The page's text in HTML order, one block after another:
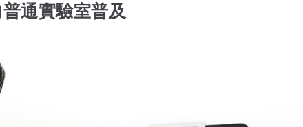
通實驗室普及